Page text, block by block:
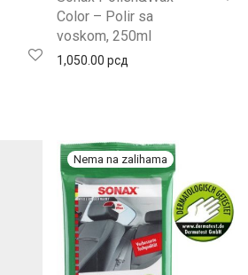
Color – Polir sa
voskom, 250ml
1,050.00 рсд